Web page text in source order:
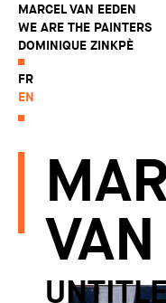
MARCEL VAN EEDEN
WE ARE THE PAINTERS
DOMINIQUE ZINKPÈ
FR
EN